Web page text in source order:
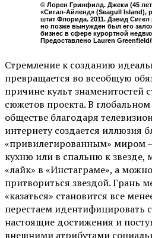
© Лорен Гринфилд. Джеки (45
«Сигал-Айленд» (Seagull Island),
штат Флорида. 2011. Дэвид
но позже вынужден был его
бизнес в сфере курортной
Предоставлено Lauren Greenfield/
Стремление к созданию
превращается во всеобщую
причине культ знаменитостей
сюжетов проекта. В
обществе благодаря
интернету создается иллюзия
«привилегированным» миром
кухню или в спальню к звезде,
«лайк» в «Инстаграме», а
притвориться звездой. Грань
«казаться» становится все
перестаем идентифицировать
настоящие достижения и
внешними атрибутами